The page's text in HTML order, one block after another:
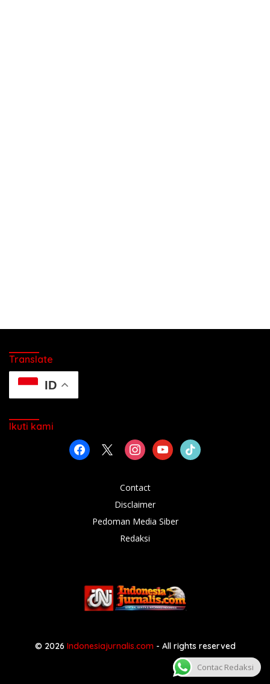
Translate
ID
Ikuti kami
facebook instagramyoutubetiktok
Contact
Disclaimer
Pedoman Media Siber
Redaksi
© 2026 Indonesiajurnalis.com - All rights reserved
Contac Redaksi